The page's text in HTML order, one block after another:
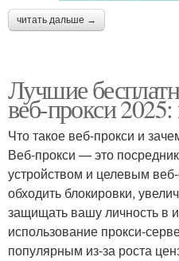
читать дальше →
Лучшие
веб-прокси
Что такое веб-прокси и
Веб-прокси — это
устройством и целевым
обходить блокировки,
защищать вашу личность в
использование прокси-
популярным из-за роста